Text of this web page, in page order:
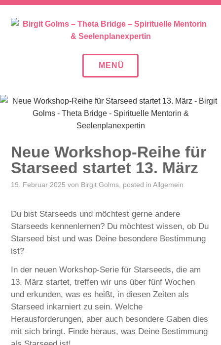
Zum
Inhalt
BIRGIT GOLMS – THETA
BRIDGE – SPIRITUELLE
MENTORIN &
SEELENPLANEXPERTIN
MENÜ
Neue Workshop-Reihe für
Starseed startet 13. März
19. Februar 2025 von Birgit Golms , posted inAllgemein
Du bist Starseeds und möchtest gerne andere
Starseeds kennenlernen? Du möchtest wissen, ob Du
Starseed bist und was Deine besondere Bestimmung
ist?
In der neuen Workshop-Serie für Starseeds, die am
13. März startet, treffen wir uns über fünf Wochen
und erkunden, was es heißt, in diesen Zeiten als
Starseed inkarniert zu sein. Welche
Herausforderungen, aber auch besondere Gaben dies
mit sich bringt. Finde heraus, was Deine Bestimmung